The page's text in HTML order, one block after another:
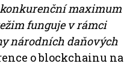
maximum
funguje v rámci
národních daňových
o blockchainu na